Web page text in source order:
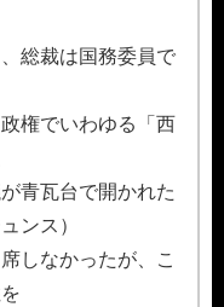
総裁は国務委員で
権でいわゆる「西
青瓦台で開かれた
ンス）
しなかったが、こ